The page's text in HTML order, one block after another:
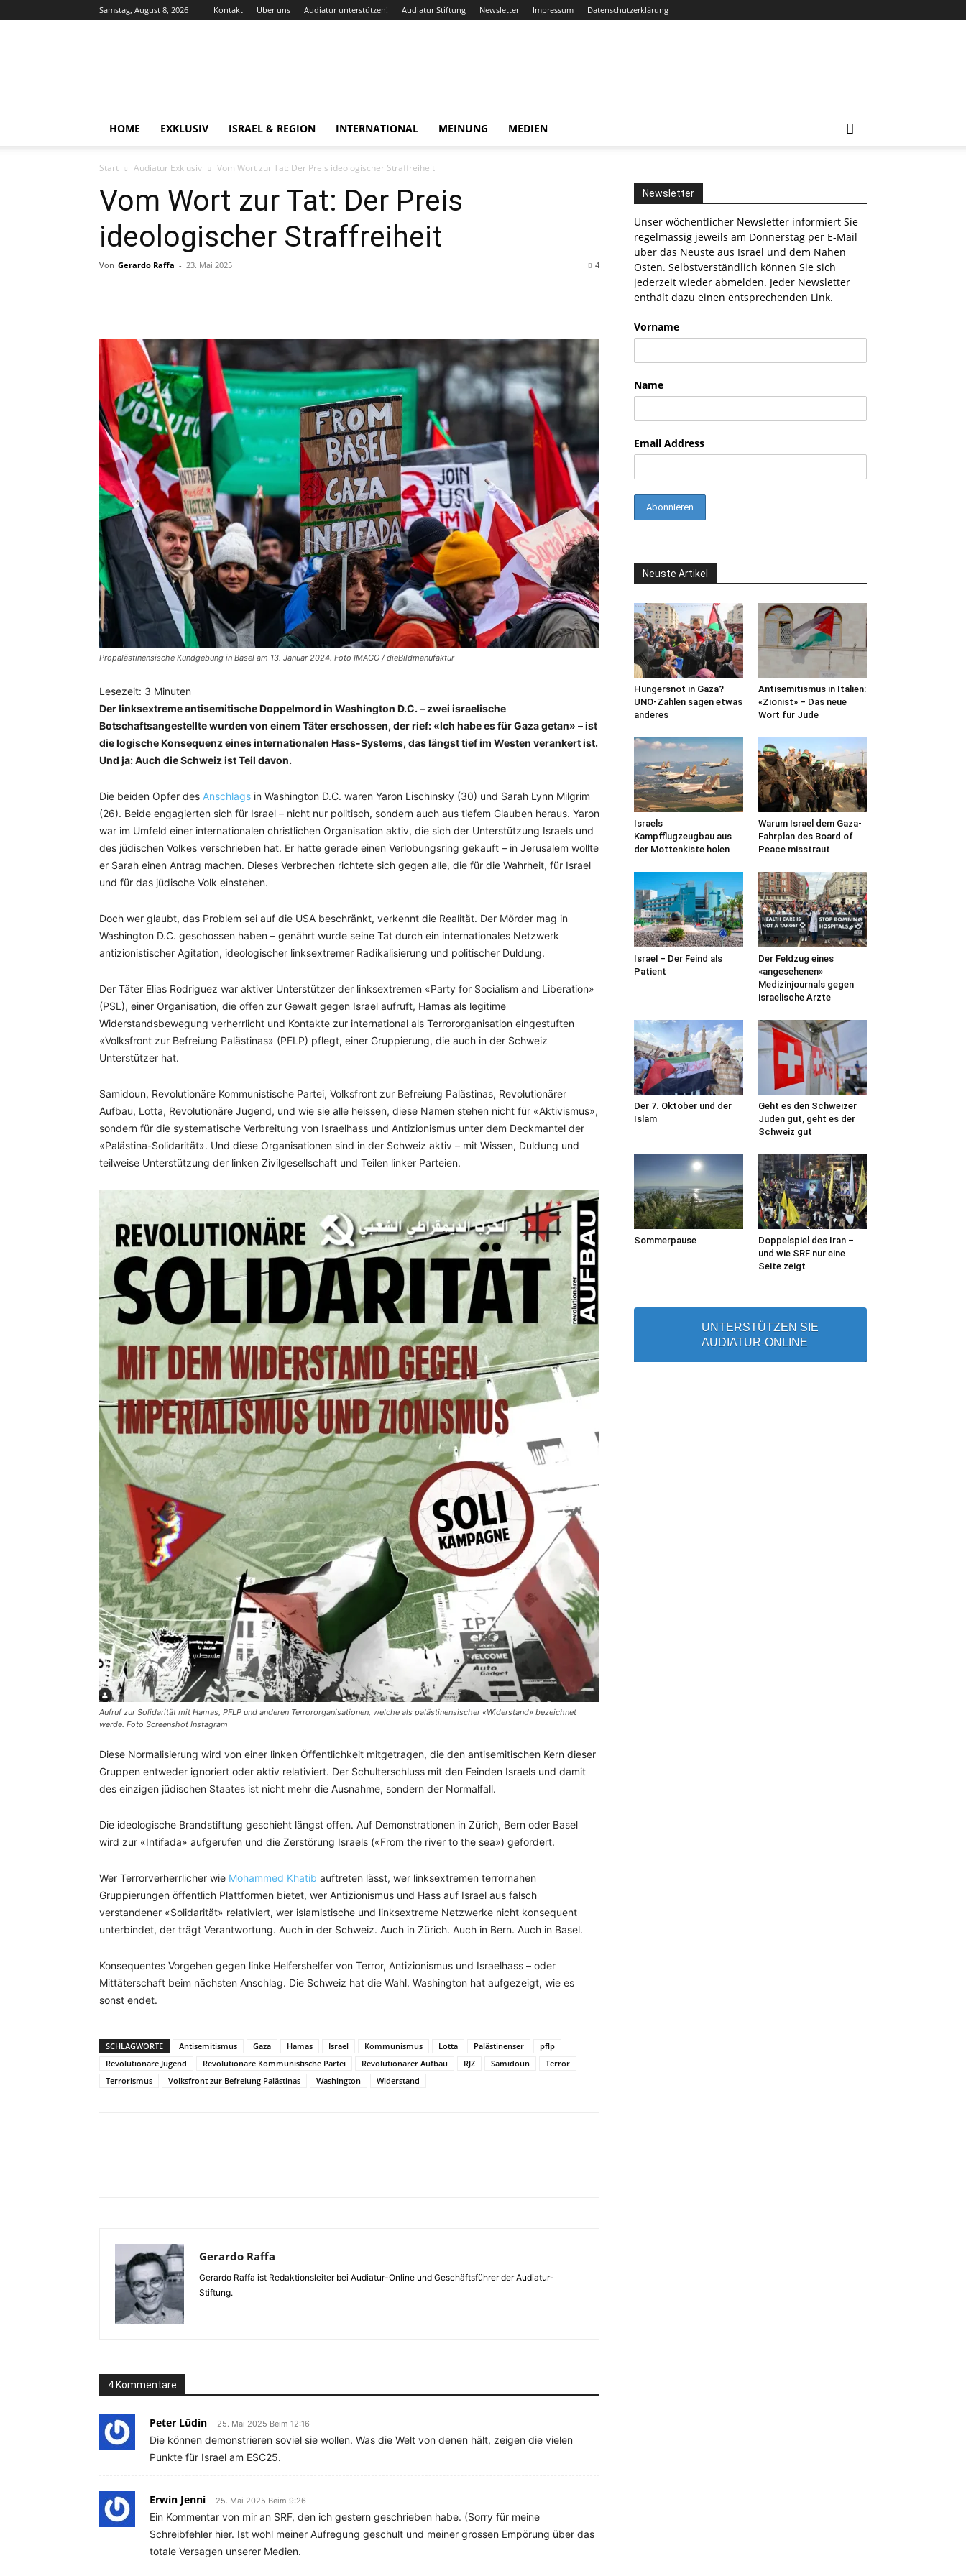
Samstag, August 8, 2026 Kontakt Über uns Audiatur unterstützen! Audiatur Stiftung Newsletter Impressum Datenschutzerklärung
HOME EXKLUSIV ISRAEL & REGION INTERNATIONAL MEINUNG MEDIEN
Start Audiatur Exklusiv Vom Wort zur Tat: Der Preis ideologischer Straffreiheit
Vom Wort zur Tat: Der Preis
ideologischer Straffreiheit
Von Gerardo Raffa - 23. Mai 2025 4
Linkedin
Propalästinensische Kundgebung in Basel am 13. Januar 2024. Foto IMAGO / dieBildmanufaktur
Lesezeit: 3 Minuten
Der linksextreme antisemitische Doppelmord in Washington D.C. – zwei israelische
Botschaftsangestellte wurden von einem Täter erschossen, der rief: «Ich habe es für Gaza getan» – ist
die logische Konsequenz eines internationalen Hass-Systems, das längst tief im Westen verankert ist.
Und ja: Auch die Schweiz ist Teil davon.
Die beiden Opfer des Anschlags in Washington D.C. waren Yaron Lischinsky (30) und Sarah Lynn Milgrim
(26). Beide engagierten sich für Israel – nicht nur politisch, sondern auch aus tiefem Glauben heraus. Yaron
war im Umfeld einer internationalen christlichen Organisation aktiv, die sich der Unterstützung Israels und
des jüdischen Volkes verschrieben hat. Er hatte gerade einen Verlobungsring gekauft – in Jerusalem wollte
er Sarah einen Antrag machen. Dieses Verbrechen richtete sich gegen alle, die für die Wahrheit, für Israel
und für das jüdische Volk einstehen.
Doch wer glaubt, das Problem sei auf die USA beschränkt, verkennt die Realität. Der Mörder mag in
Washington D.C. geschossen haben – genährt wurde seine Tat durch ein internationales Netzwerk
antizionistischer Agitation, ideologischer linksextremer Radikalisierung und politischer Duldung.
Der Täter Elias Rodriguez war aktiver Unterstützer der linksextremen «Party for Socialism and Liberation»
(PSL), einer Organisation, die offen zur Gewalt gegen Israel aufruft, Hamas als legitime
Widerstandsbewegung verherrlicht und Kontakte zur international als Terrororganisation eingestuften
«Volksfront zur Befreiung Palästinas» (PFLP) pflegt, einer Gruppierung, die auch in der Schweiz
Unterstützer hat.
Samidoun, Revolutionäre Kommunistische Partei, Volksfront zur Befreiung Palästinas, Revolutionärer
Aufbau, Lotta, Revolutionäre Jugend, und wie sie alle heissen, diese Namen stehen nicht für «Aktivismus»,
sondern für die systematische Verbreitung von Israelhass und Antizionismus unter dem Deckmantel der
«Palästina-Solidarität». Und diese Organisationen sind in der Schweiz aktiv – mit Wissen, Duldung und
teilweise Unterstützung der linken Zivilgesellschaft und Teilen linker Parteien.
Aufruf zur Solidarität mit Hamas, PFLP und anderen Terrororganisationen, welche als palästinensischer «Widerstand» bezeichnet
werde. Foto Screenshot Instagram
Diese Normalisierung wird von einer linken Öffentlichkeit mitgetragen, die den antisemitischen Kern dieser
Gruppen entweder ignoriert oder aktiv relativiert. Der Schulterschluss mit den Feinden Israels und damit
des einzigen jüdischen Staates ist nicht mehr die Ausnahme, sondern der Normalfall.
Die ideologische Brandstiftung geschieht längst offen. Auf Demonstrationen in Zürich, Bern oder Basel
wird zur «Intifada» aufgerufen und die Zerstörung Israels («From the river to the sea») gefordert.
Wer Terrorverherrlicher wie Mohammed Khatib auftreten lässt, wer linksextremen terrornahen
Gruppierungen öffentlich Plattformen bietet, wer Antizionismus und Hass auf Israel aus falsch
verstandener «Solidarität» relativiert, wer islamistische und linksextreme Netzwerke nicht konsequent
unterbindet, der trägt Verantwortung. Auch in der Schweiz. Auch in Zürich. Auch in Bern. Auch in Basel.
Konsequentes Vorgehen gegen linke Helfershelfer von Terror, Antizionismus und Israelhass – oder
Mittäterschaft beim nächsten Anschlag. Die Schweiz hat die Wahl. Washington hat aufgezeigt, wie es
sonst endet.
SCHLAGWORTE Antisemitismus Gaza Hamas Israel Kommunismus Lotta Palästinenser
pflp
Revolutionäre Jugend
Revolutionäre Kommunistische Partei Revolutionärer Aufbau RJZ Samidoun
Terror
Terrorismus
Volksfront zur Befreiung Palästinas Washington Widerstand
Gerardo Raffa
Gerardo Raffa ist Redaktionsleiter bei Audiatur-Online und Geschäftsführer der Audiatur-
Stiftung.
4 Kommentare
Peter Lüdin 25. Mai 2025 Beim 12:16
Die können demonstrieren soviel sie wollen. Was die Welt von denen hält, zeigen die vielen
Punkte für Israel am ESC25.
Erwin Jenni 25. Mai 2025 Beim 9:26
Ein Kommentar von mir an SRF, den ich gestern geschrieben habe. (Sorry für meine
Schreibfehler hier. Ist wohl meiner Aufregung geschult und meiner grossen Empörung über das
totale Versagen unserer Medien.
Newsletter
Unser wöchentlicher Newsletter informiert Sie
regelmässig jeweils am Donnerstag per E-Mail
über das Neuste aus Israel und dem Nahen
Osten. Selbstverständlich können Sie sich
jederzeit wieder abmelden. Jeder Newsletter
enthält dazu einen entsprechenden Link.
Vorname
Name
Email Address
Neuste Artikel
Hungersnot in Gaza?
UNO-Zahlen sagen etwas
anderes
Antisemitismus in Italien:
«Zionist» – Das neue
Wort für Jude
Israels
Kampfflugzeugbau aus
der Mottenkiste holen
Warum Israel dem Gaza-
Fahrplan des Board of
Peace misstraut
Israel – Der Feind als
Patient
Der Feldzug eines
«angesehenen»
Medizinjournals gegen
israelische Ärzte
Der 7. Oktober und der
Islam
Geht es den Schweizer
Juden gut, geht es der
Schweiz gut
Sommerpause
Doppelspiel des Iran –
und wie SRF nur eine
Seite zeigt
UNTERSTÜTZEN SIE
AUDIATUR-ONLINE